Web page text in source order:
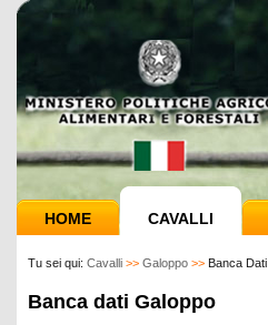
HOME CAVALLI
Tu sei qui: Cavalli >> Galoppo >> Banca Dati
Banca dati Galoppo